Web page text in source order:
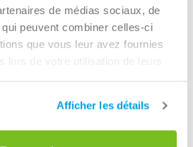
de médias sociaux, de
peuvent combiner celles-ci
que vous leur avez fournies
lors de votre utilisation de leurs
Afficher les détails
vie à tous les bidons! Le
des bidons débute par le
en granulés, que les
emballages, des pièces